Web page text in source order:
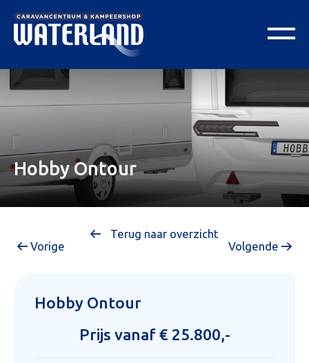
Hobby Ontour
Terug naar overzicht
Vorige
Volgende
Hobby Ontour
Prijs vanaf € 25.800,-